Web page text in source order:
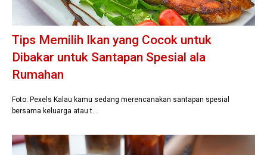
Tips Memilih Ikan yang Cocok untuk
Dibakar untuk Santapan Spesial ala
Rumahan
Foto: Pexels Kalau kamu sedang merencanakan santapan spesial
bersama keluarga atau t…